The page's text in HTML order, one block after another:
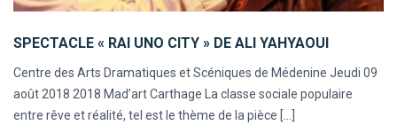
SPECTACLE « RAI UNO CITY » DE ALI YAHYAOUI
Centre des Arts Dramatiques et Scéniques de Médenine Jeudi 09
août 2018 2018 Mad’art Carthage La classe sociale populaire
entre rêve et réalité, tel est le thème de la pièce [...]